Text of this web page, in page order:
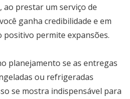
ao prestar um serviço de
ganha credibilidade e em
permite expansões.
planejamento se as entregas
ou refrigeradas
se mostra indispensável para